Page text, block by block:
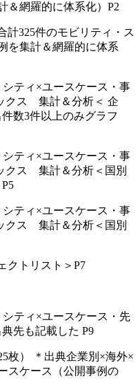
＆網羅的に体系化）P2
計325件のモビリティ・ス
を集計＆網羅的に体系
ティ×ユースケース・事
クス 集計＆分析＜ 企
数3件以上のみグラフ
ティ×ユースケース・事
クス 集計＆分析＜国別
ティ×ユースケース・事
クス 集計＆分析＜国別
クトリスト＞P7
ティ×ユースケース・先
先も記載した P9
枚） ＊出典企業別×海外×
スケース（公開事例の